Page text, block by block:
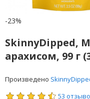
-23%
SkinnyDipped,
арахисом, 99 г
Произведено
53